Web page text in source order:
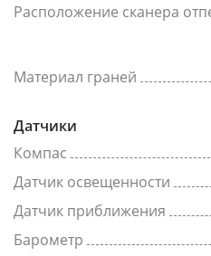
Расположение сканера
Материал граней
Датчики
Компас
Датчик освещенности
Датчик приближения
Барометр